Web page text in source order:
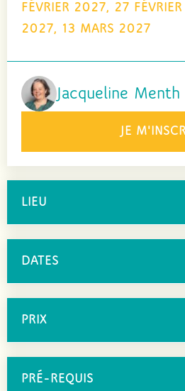
FÉVRIER 2027, 27
2027, 13 MARS 2027
Jacqueline Menth
JE
LIEU
DATES
PRIX
PRÉ-REQUIS